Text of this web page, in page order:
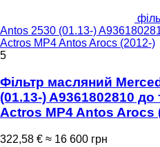
Antos 2530 (01.13-)
Actros MP4 Antos Arocs (2012-)
5
Фільтр масляний
(01.13-) A9361802810
Actros MP4 Antos Arocs
322,58 € ≈ 16 600 грн